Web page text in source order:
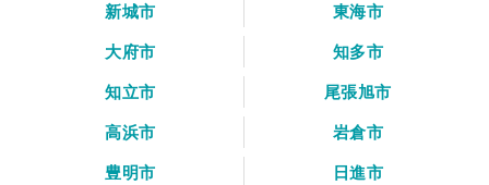
新城市
東海市
大府市
知多市
知立市
尾張旭市
高浜市
岩倉市
豊明市
日進市